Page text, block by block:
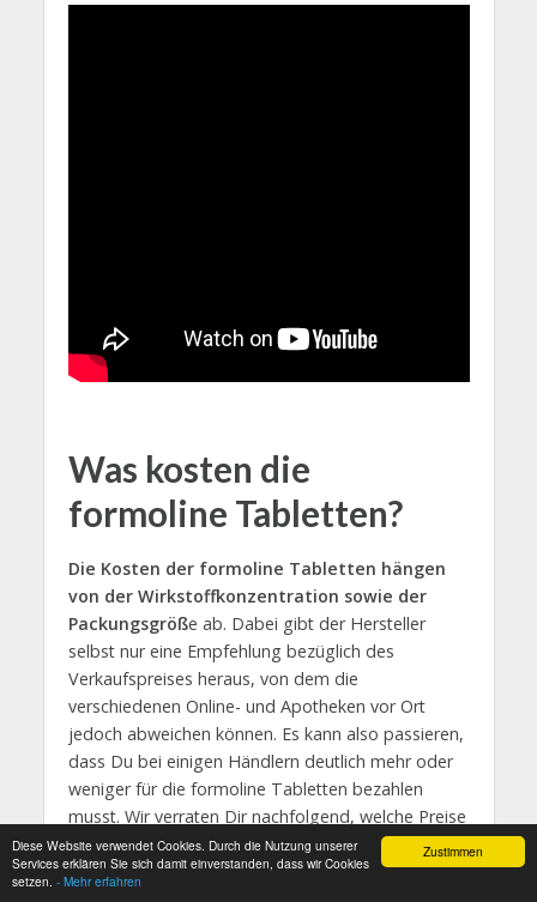
Zustimmen
Diese Website verwendet Cookies. Durch die Nutzung unserer
Services erklären Sie sich damit einverstanden, dass wir Cookies
setzen. - Mehr erfahren
Was kosten die
formoline Tabletten?
Die Kosten der formoline Tabletten hängen
von der Wirkstoffkonzentration sowie der
Packungsgröße ab. Dabei gibt der Hersteller
selbst nur eine Empfehlung bezüglich des
Verkaufspreises heraus, von dem die
verschiedenen Online- und Apotheken vor Ort
jedoch abweichen können. Es kann also passieren,
dass Du bei einigen Händlern deutlich mehr oder
weniger für die formoline Tabletten bezahlen
musst. Wir verraten Dir nachfolgend, welche Preise
der Hersteller empfiehlt:
48 Tabletten formoline L112 für 32,60 Euro =